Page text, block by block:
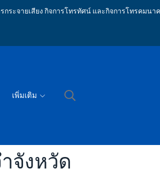
ระจายเสียง กิจการโทรทัศน์ และกิจการโทรคมนา
เพิ่มเติม
จังหวัด